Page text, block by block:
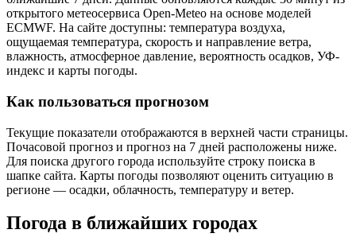
открытого метеосервиса Open-Meteo на основе моделей
ECMWF. На сайте доступны: температура воздуха,
ощущаемая температура, скорость и направление ветра,
влажность, атмосферное давление, вероятность осадков, УФ-
индекс и карты погоды.
Как пользоваться прогнозом
Текущие показатели отображаются в верхней части страницы.
Почасовой прогноз и прогноз на 7 дней расположены ниже.
Для поиска другого города используйте строку поиска в
шапке сайта. Карты погоды позволяют оценить ситуацию в
регионе — осадки, облачность, температуру и ветер.
Погода в ближайших городах